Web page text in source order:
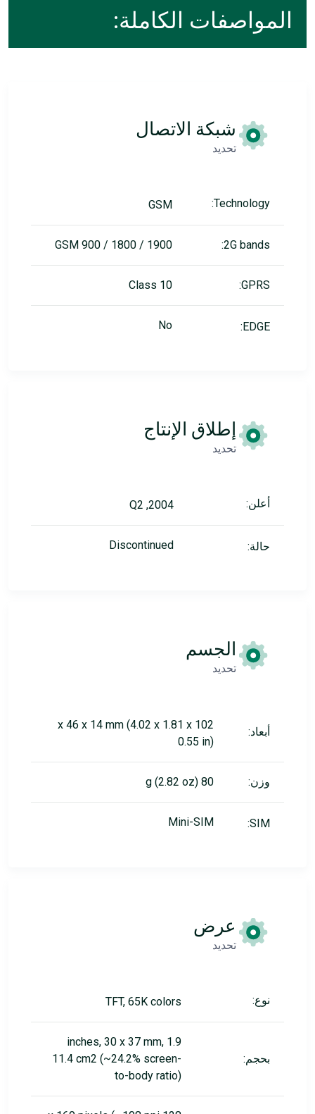
المواصفات الكاملة:
شبكة الاتصال
تحديد
Technology:
GSM
2G bands:
GSM 900 / 1800 / 1900
GPRS:
Class 10
EDGE:
No
إطلاق الإنتاج
تحديد
أعلن: 2004, Q2
حالة: Discontinued
الجسم
تحديد
أبعاد:
102 x 46 x 14 mm (4.02 x 1.81 x
0.55 in)
وزن: 80 g (2.82 oz)
SIM:
Mini-SIM
عرض
تحديد
نوع: TFT, 65K colors
بحجم:
1.9 inches, 30 x 37 mm,
11.4 cm2 (~24.2% screen-
to-body ratio)